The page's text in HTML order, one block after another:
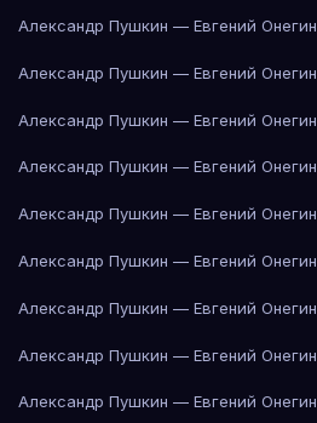
Александр Пушкин — Евгений Онегин
Александр Пушкин — Евгений Онегин
Александр Пушкин — Евгений Онегин
Александр Пушкин — Евгений Онегин
Александр Пушкин — Евгений Онегин
Александр Пушкин — Евгений Онегин
Александр Пушкин — Евгений Онегин
Александр Пушкин — Евгений Онегин
Александр Пушкин — Евгений Онегин